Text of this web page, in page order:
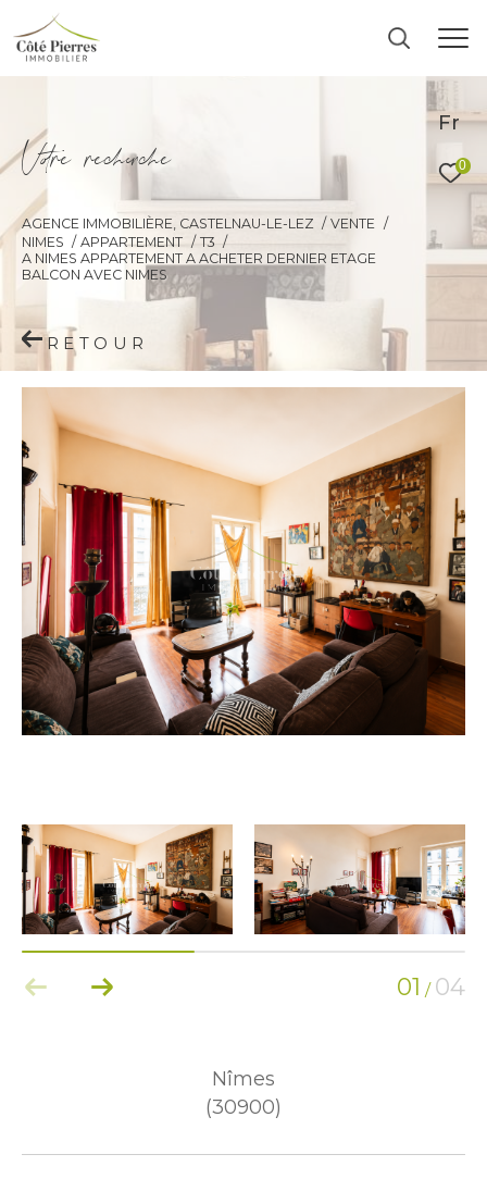
Fr
0
Vore recece
AGENCE IMMOBILIÈRE, CASTELNAU-LE-LEZ
VENTE
NIMES
APPARTEMENT
T3
A NIMES APPARTEMENT A ACHETER DERNIER ETAGE
BALCON AVEC NIMES
RETOUR
01 / 04
Nîmes
(30900)